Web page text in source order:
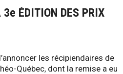
3e ÉDITION DES PRIX
les récipiendaires de
Québec, dont la remise a eu